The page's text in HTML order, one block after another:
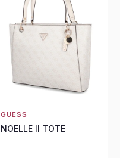
GUESS
NOELLE II TOTE